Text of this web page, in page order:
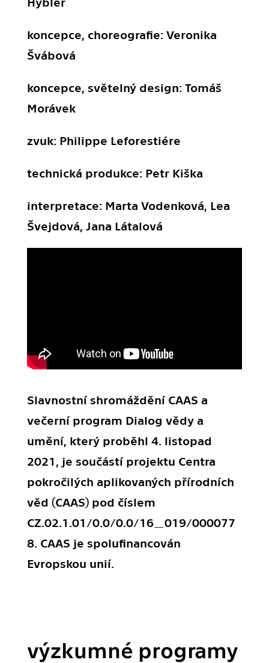
koncepce, choreografie: Veronika
Švábová
koncepce, světelný design: Tomáš
Morávek
zvuk: Philippe Leforestiére
technická produkce: Petr Kiška
interpretace: Marta Vodenková, Lea
Švejdová, Jana Látalová
Slavnostní shromáždění CAAS a
večerní program Dialog vědy a
umění, který proběhl 4. listopad
2021, je součástí projektu Centra
pokročilých aplikovaných přírodních
věd (CAAS) pod číslem
CZ.02.1.01/0.0/0.0/16_019/000077
8. CAAS je spolufinancován
Evropskou unií.
výzkumné programy